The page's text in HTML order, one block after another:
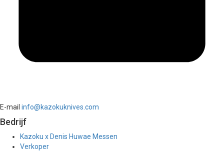
E-mail info@kazokuknives.com
Bedrijf
Kazoku x Denis Huwae Messen
Verkoper